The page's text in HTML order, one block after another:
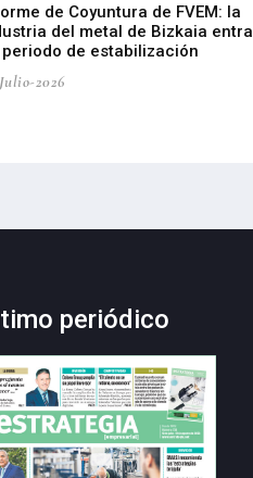
de Coyuntura de FVEM: la
del metal de Bizkaia entra
periodo de estabilización
2026
periódico